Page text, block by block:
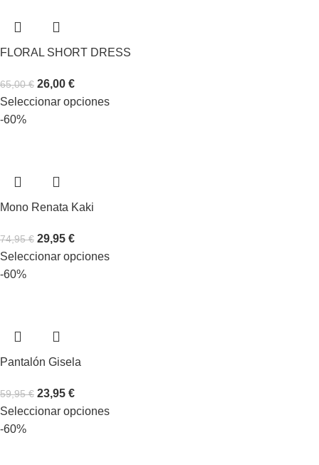
FLORAL SHORT DRESS
65,00€ 26,00 €
Seleccionar opciones
-60%
Mono Renata Kaki
74,95€ 29,95 €
Seleccionar opciones
-60%
Pantalón Gisela
59,95€ 23,95 €
Seleccionar opciones
-60%